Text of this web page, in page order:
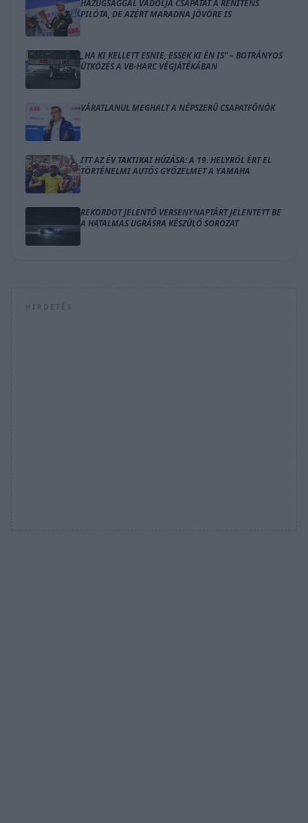
HAZUGSÁGGAL VÁDOLJA CSAPATÁT A RENITENS
PILÓTA, DE AZÉRT MARADNA JÖVŐRE IS
„HA KI KELLETT ESNIE, ESSEK KI ÉN IS” – BOTRÁNYOS
ÜTKÖZÉS A VB-HARC VÉGJÁTÉKÁBAN
VÁRATLANUL MEGHALT A NÉPSZERŰ CSAPATFŐNÖK
ITT AZ ÉV TAKTIKAI HÚZÁSA: A 19. HELYRŐL ÉRT EL
TÖRTÉNELMI AUTÓS GYŐZELMET A YAMAHA
REKORDOT JELENTŐ VERSENYNAPTÁRT JELENTETT BE
A HATALMAS UGRÁSRA KÉSZÜLŐ SOROZAT
HIRDETÉS